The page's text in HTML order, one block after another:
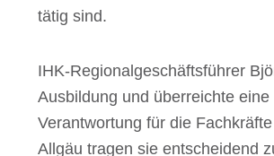
tätig sind.
IHK-Regio­nal­ge­schäfts­füh­rer
Ausbil­dung und über­reichte
Verant­wor­tung für die
Allgäu tragen sie entschei­dend